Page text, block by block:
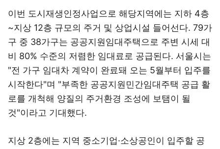
이번 도시재생인정사업으로 해당지역에는 지하 4층
~지상 12층 규모의 주거 및 상업시설 들어선다. 79가
구 중 38가구는 공공지원임대주택으로 주변 시세 대
비 80% 수준의 저렴한 임대료로 공급된다. 서울시는
"전 가구 임대차 계약이 완료돼 오는 5월부터 입주를
시작한다"며 "부족한 공공지원민간임대주택 공급 활
로를 개척해 양질의 주거환경 조성에 보탬이 될
것"이라고 기대했다.
지상 2층에는 지역 중소기업·소상공인이 입주할 공